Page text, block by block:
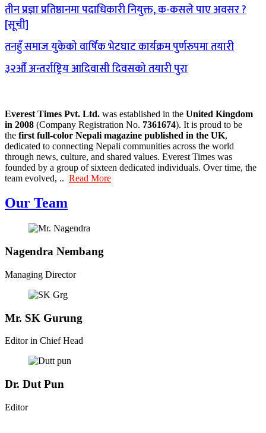
तीन प्रज्ञा प्रतिष्ठानमा पदाधिकारी नियुक्त, क-कसले पाए अवसर ?
[सूची]
तनहुँ समाज युकेको वार्षिक भेटघाट कार्यक्रम पुर्णरुपमा तयारी
३२औँ अन्तर्राष्ट्रिय आदिवासी दिवसको तयारी पुरा
Everest Times Pvt. Ltd. was established in the United Kingdom
in 2008 (Company Registration No. 7361674). It is proud to be
the first full-color Nepali magazine published in the UK,
dedicated to connecting Nepali communities across the world
through news, culture, and shared values. Everest Times was
founded by a group of sixteen dedicated individuals. Over time, the
team evolved, .. Read More
Our Team
Nagendra Nembang
Managing Director
Mr. SK Gurung
Editor in Chief Head
Dr. Dut Pun
Editor